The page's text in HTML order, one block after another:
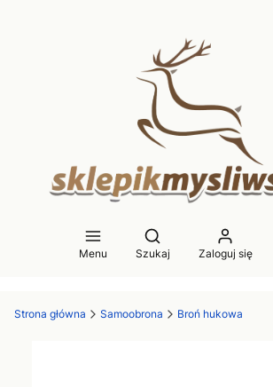
Menu
Otwórz wyszukiwarkę
Szukaj Zaloguj się
Strona główna Samoobrona Broń hukowa